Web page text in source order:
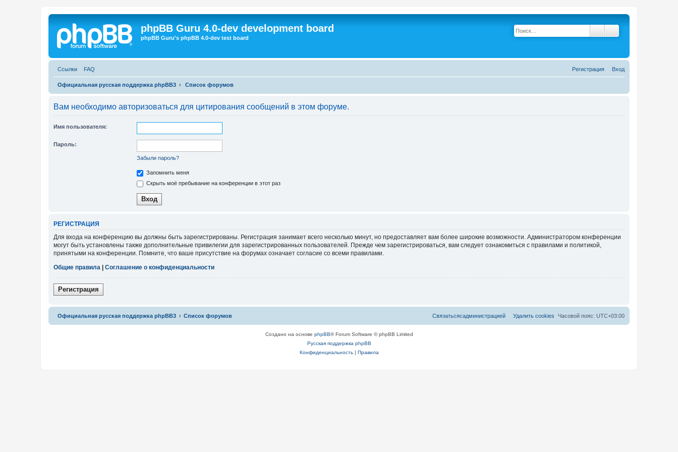
phpBB Guru 4.0-dev development board
phpBB Guru's phpBB 4.0-dev test board ПоискРасширенный
Ссылки FAQ Вход
Регистрация
Официальная русская поддержка phpBB3 Список форумов
Вам необходимо авторизоваться для цитирования сообщений в этом форуме.
Имя пользователя:
Пароль:
Забыли пароль?
Запомнить меня
Скрыть моё пребывание на конференции в этот раз
РЕГИСТРАЦИЯ
Для входа на конференцию вы должны быть зарегистрированы. Регистрация занимает всего несколько минут, но предоставляет вам более широкие возможности. Администратором конференции
могут быть установлены также дополнительные привилегии для зарегистрированных пользователей. Прежде чем зарегистрироваться, вам следует ознакомиться с правилами и политикой,
принятыми на конференции. Помните, что ваше присутствие на форумах означает согласие со всеми правилами.
Общие правила
Соглашение о конфиденциальности
Регистрация
Официальная русская поддержка phpBB3 Список форумов Часовой пояс: UTC+03:00
Удалить cookies
Связаться с
Связатьсясадминистрацией
Создано на основе phpBB® Forum Software © phpBB Limited
Русская поддержка phpBB
Конфиденциальность| Правила